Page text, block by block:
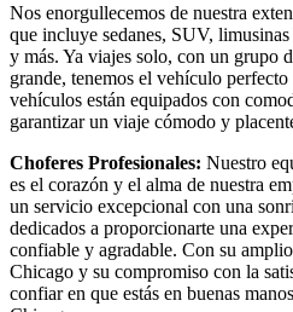
Nos enorgullecemos de nuestra
que incluye sedanes, SUV, limusinas
y más. Ya viajes solo, con un grupo
grande, tenemos el vehículo
vehículos están equipados con
garantizar un viaje cómodo y
Choferes Profesionales: Nuestro
es el corazón y el alma de nuestra
un servicio excepcional con una
dedicados a proporcionarte una
confiable y agradable. Con su
Chicago y su compromiso con la
confiar en que estás en buenas